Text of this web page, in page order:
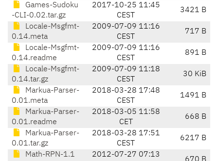
Games-Sudoku
-CLI-0.02.tar.gz
2017-10-25 11:45
CEST
3421 B
Locale-Msgfmt-
0.14.meta
2009-07-09 11:16
CEST
717 B
Locale-Msgfmt-
0.14.readme
2009-07-09 11:16
CEST
891 B
Locale-Msgfmt-
0.14.tar.gz
2009-07-09 11:18
CEST
30 KiB
Markua-Parser-
0.01.meta
2018-03-28 17:48
CEST
1491 B
Markua-Parser-
0.01.readme
2018-03-05 11:58
CET
668 B
Markua-Parser-
0.01.tar.gz
2018-03-28 17:51
CEST
6217 B
Math-RPN-1.1 2012-07-27 07:13